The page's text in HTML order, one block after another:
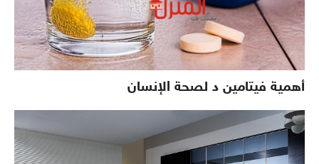
أهمية فيتامين د لصحة الإنسان